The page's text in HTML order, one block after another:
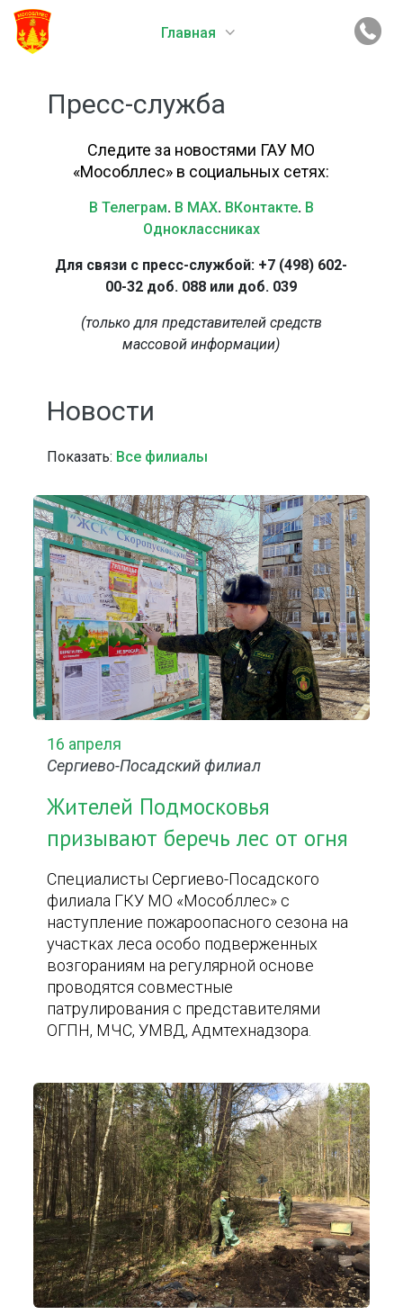
Главная
Пресс-служба
Следите за новостями ГАУ МО
«Мособллес» в социальных сетях:
В Телеграм. В MAX. ВКонтакте. В
Одноклассниках
Для связи с пресс-службой: +7 (498) 602-
00-32 доб. 088 или доб. 039
(только для представителей средств
массовой информации)
Новости
Показать: Все филиалы
16 апреля
Сергиево-Посадский филиал
Жителей Подмосковья
призывают беречь лес от огня
Специалисты Сергиево-Посадского
филиала ГКУ МО «Мособллес» с
наступление пожароопасного сезона на
участках леса особо подверженных
возгораниям на регулярной основе
проводятся совместные
патрулирования с представителями
ОГПН, МЧС, УМВД, Адмтехнадзора.